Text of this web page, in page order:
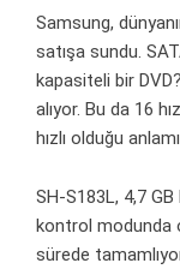
Samsung,
satışa sundu.
kapasiteli bir
alıyor. Bu da 16
hızlı olduğu
SH-S183L, 4,7
kontrol modunda
sürede